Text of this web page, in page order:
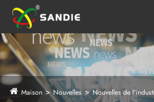
Maison Nouvelles Nouvelles de